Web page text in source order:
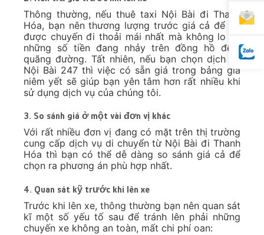
Thông thường, nếu thuê taxi Nội Bài đi Thanh
Hóa, bạn nên thương lượng trước giá cả để có
được chuyến đi thoải mái nhất mà không lo về
những số tiền đang nhảy trên đồng hồ đếm
quãng đường. Tất nhiên, nếu bạn chọn dịch vụ
Nội Bài 247 thì việc có sẵn giá trong bảng giá
niêm yết sẽ giúp bạn yên tâm hơn rất nhiều khi
sử dụng dịch vụ của chúng tôi.
3. So sánh giá ở một vài đơn vị khác
Với rất nhiều đơn vị đang có mặt trên thị trường
cung cấp dịch vụ di chuyển từ Nội Bài đi Thanh
Hóa thì bạn có thể dễ dàng so sánh giá cả để
chọn ra phương án phù hợp nhất.
4. Quan sát kỹ trước khi lên xe
Trước khi lên xe, thông thường bạn nên quan sát
kĩ một số yếu tố sau để tránh lên phải những
chuyến xe không an toàn, mất chi phí oan: